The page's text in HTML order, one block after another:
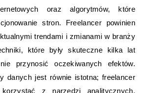
oraz algorytmów, które
stron. Freelancer powinien
trendami i zmianami w branży
które były skuteczne kilka lat
przynosić oczekiwanych efektów.
danych jest równie istotna; freelancer
z narzędzi analitycznych,